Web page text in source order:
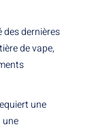
dernières
de vape,
une
une